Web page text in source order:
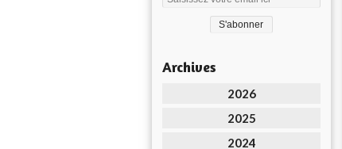
Archives
2026
2025
2024